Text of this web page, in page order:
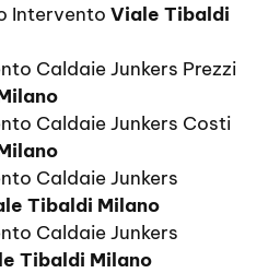
Intervento Viale Tibaldi
Caldaie Junkers Prezzi
Caldaie Junkers Costi
Caldaie Junkers
Tibaldi Milano
Caldaie Junkers
Tibaldi Milano